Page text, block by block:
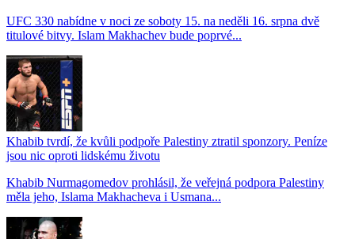
UFC 330 nabídne v noci ze soboty 15. na neděli 16. srpna dvě
titulové bitvy. Islam Makhachev bude poprvé...
Khabib tvrdí, že kvůli podpoře Palestiny ztratil sponzory. Peníze
jsou nic oproti lidskému životu
Khabib Nurmagomedov prohlásil, že veřejná podpora Palestiny
měla jeho, Islama Makhacheva i Usmana...